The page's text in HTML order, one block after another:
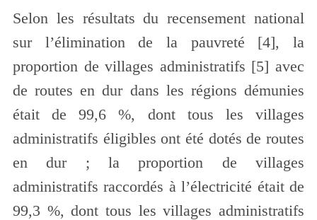
Selon les résultats du recensement national
sur l’élimination de la pauvreté [4], la
proportion de villages administratifs [5] avec
de routes en dur dans les régions démunies
était de 99,6 %, dont tous les villages
administratifs éligibles ont été dotés de routes
en dur ; la proportion de villages
administratifs raccordés à l’électricité était de
99,3 %, dont tous les villages administratifs